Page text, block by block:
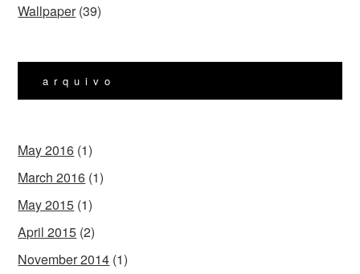
Wallpaper(39)
arquivo
May 2016 (1)
March 2016 (1)
May 2015 (1)
April 2015 (2)
November 2014 (1)